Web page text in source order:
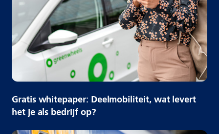
Gratis whitepaper: Deelmobiliteit, wat levert
het je als bedrijf op?